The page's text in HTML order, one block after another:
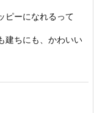
ピーになれるって
建ちにも、かわいい